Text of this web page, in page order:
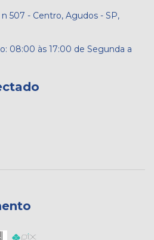
507 - Centro, Agudos - SP,